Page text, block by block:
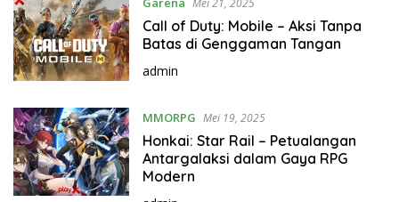
Mei 21, 2025
Call of Duty: Mobile – Aksi Tanpa
Batas di Genggaman Tangan
admin
MMORPG Mei 19, 2025
Honkai: Star Rail – Petualangan
Antargalaksi dalam Gaya RPG
Modern